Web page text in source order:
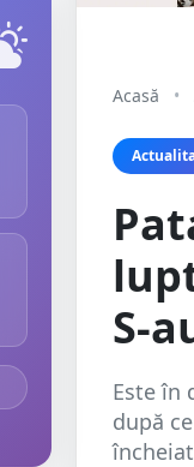
Acasă •
S-
Este în
după